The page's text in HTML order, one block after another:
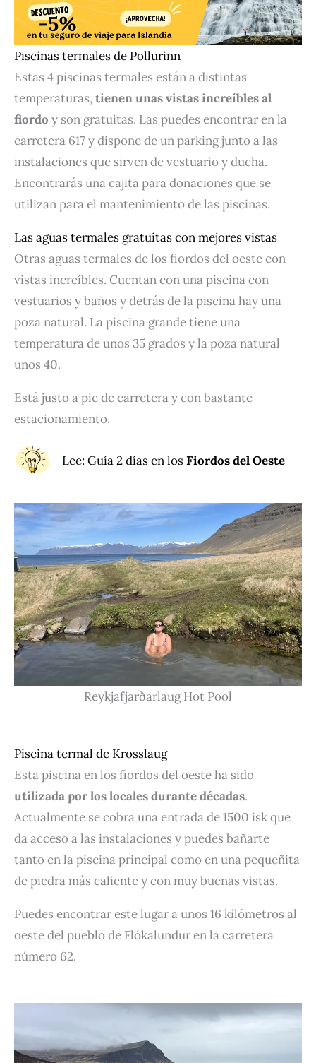
Piscinas termales de Pollurinn
Estas 4 piscinas termales están a distintas
temperaturas,tienen unas vistas increíbles al
fiordo y son gratuitas. Las puedes encontrar en la
carretera 617 y dispone de un parking junto a las
instalaciones que sirven de vestuario y ducha.
Encontrarás una cajita para donaciones que se
utilizan para el mantenimiento de las piscinas.
Las aguas termales gratuitas con mejores vistas
Otras aguas termales de los fiordos del oeste con
vistas increíbles. Cuentan con una piscina con
vestuarios y baños y detrás de la piscina hay una
poza natural. La piscina grande tiene una
temperatura de unos 35 grados y la poza natural
unos 40.
Está justo a pie de carretera y con bastante
estacionamiento.
Lee: Guía 2 días en losFiordos del Oeste
Reykjafjarðarlaug Hot Pool
Piscina termal de Krosslaug
Esta piscina en los fiordos del oeste ha sido
utilizada por los locales durante décadas.
Actualmente se cobra una entrada de 1500 isk que
da acceso a las instalaciones y puedes bañarte
tanto en la piscina principal como en una pequeñita
de piedra más caliente y con muy buenas vistas.
Puedes encontrar este lugar a unos 16 kilómetros al
oeste del pueblo de Flókalundur en la carretera
número 62.